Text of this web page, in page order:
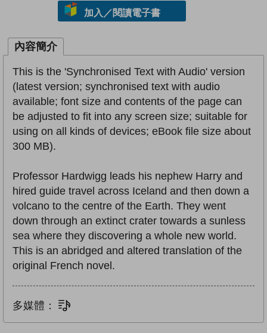
加入／閱讀電子書
內容簡介
This is the 'Synchronised Text with Audio' version
(latest version; synchronised text with audio
available; font size and contents of the page can
be adjusted to fit into any screen size; suitable for
using on all kinds of devices; eBook file size about
300 MB).
Professor Hardwigg leads his nephew Harry and
hired guide travel across Iceland and then down a
volcano to the centre of the Earth. They went
down through an extinct crater towards a sunless
sea where they discovering a whole new world.
This is an abridged and altered translation of the
original French novel.
多媒體：